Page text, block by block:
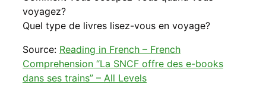
voyagez?
Quel type de livres lisez-vous en voyage?
Source: Reading in French – French
Comprehension “La SNCF offre des e-books
dans ses trains” – All Levels